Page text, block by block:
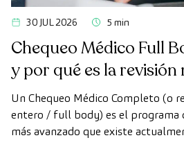
30 JUL 2026 5 min
Chequeo Médico Full
y por qué es la revisión
Un Chequeo Médico Completo (o
entero / full body) es el programa
más avanzado que existe